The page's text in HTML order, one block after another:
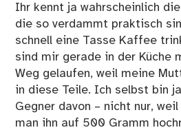
Ihr kennt ja wahrscheinlich
die so verdammt praktisch
schnell eine Tasse Kaffee
sind mir gerade in der Küche
Weg gelaufen, weil meine
in diese Teile. Ich selbst bin
Gegner davon – nicht nur,
man ihn auf 500 Gramm